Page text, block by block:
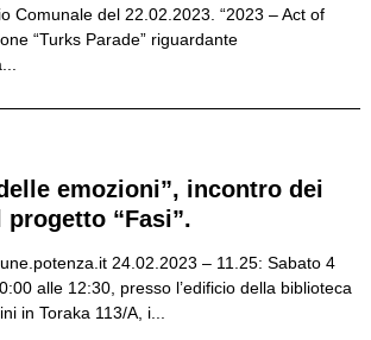
Comunale del 22.02.2023. “2023 – Act of
“Turks Parade” riguardante
emozioni”, incontro dei
“Fasi”.
24.02.2023 – 11.25: Sabato 4
alle 12:30, presso l’edificio della biblioteca
in Toraka 113/A, i...